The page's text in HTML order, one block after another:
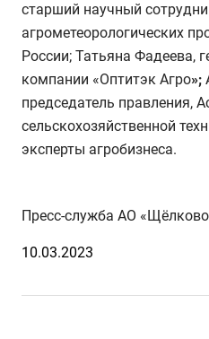
старший научный
агрометеорологических
России; Татьяна Фадеева,
компании «Оптитэк Агро»;
председатель правления,
сельскохозяйственной
эксперты агробизнеса.
Пресс-служба АО
10.03.2023